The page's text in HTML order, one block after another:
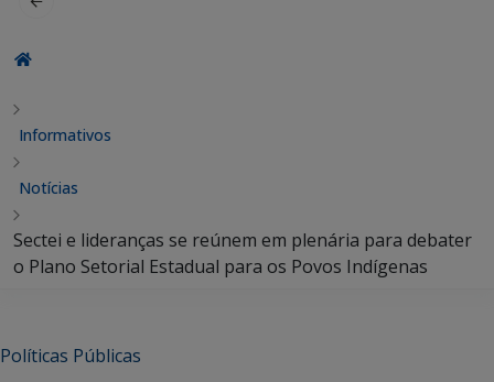
Informativos
Notícias
Sectei e lideranças se reúnem em plenária para debater
o Plano Setorial Estadual para os Povos Indígenas
Políticas Públicas